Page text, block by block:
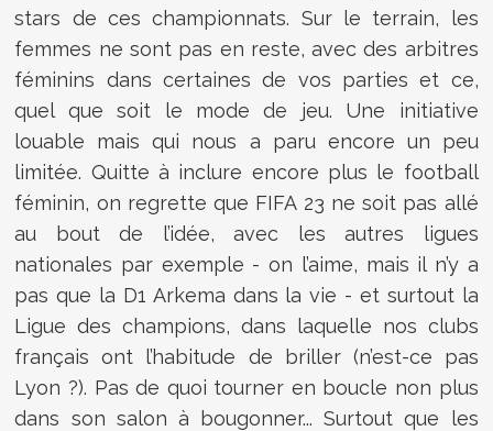
stars de ces championnats. Sur le terrain, les
femmes ne sont pas en reste, avec des arbitres
féminins dans certaines de vos parties et ce,
quel que soit le mode de jeu. Une initiative
louable mais qui nous a paru encore un peu
limitée. Quitte à inclure encore plus le football
féminin, on regrette que FIFA 23 ne soit pas allé
au bout de l’idée, avec les autres ligues
nationales par exemple - on l’aime, mais il n’y a
pas que la D1 Arkema dans la vie - et surtout la
Ligue des champions, dans laquelle nos clubs
français ont l’habitude de briller (n’est-ce pas
Lyon ?). Pas de quoi tourner en boucle non plus
dans son salon à bougonner... Surtout que les